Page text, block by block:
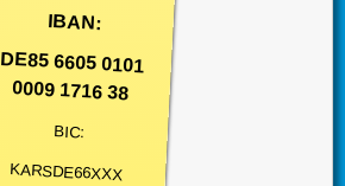
IBAN:
DE85 6605 0101
0009 1716 38
BIC:
KARSDE66XXX